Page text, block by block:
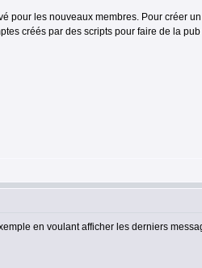
pour les nouveaux membres. Pour créer
créés par des scripts pour faire de la
en voulant afficher les derniers